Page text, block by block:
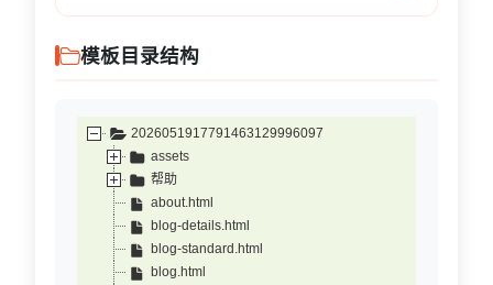
模板目录结构
2026051917791463129996097
assets
帮助
about.html
blog-details.html
blog-standard.html
blog.html